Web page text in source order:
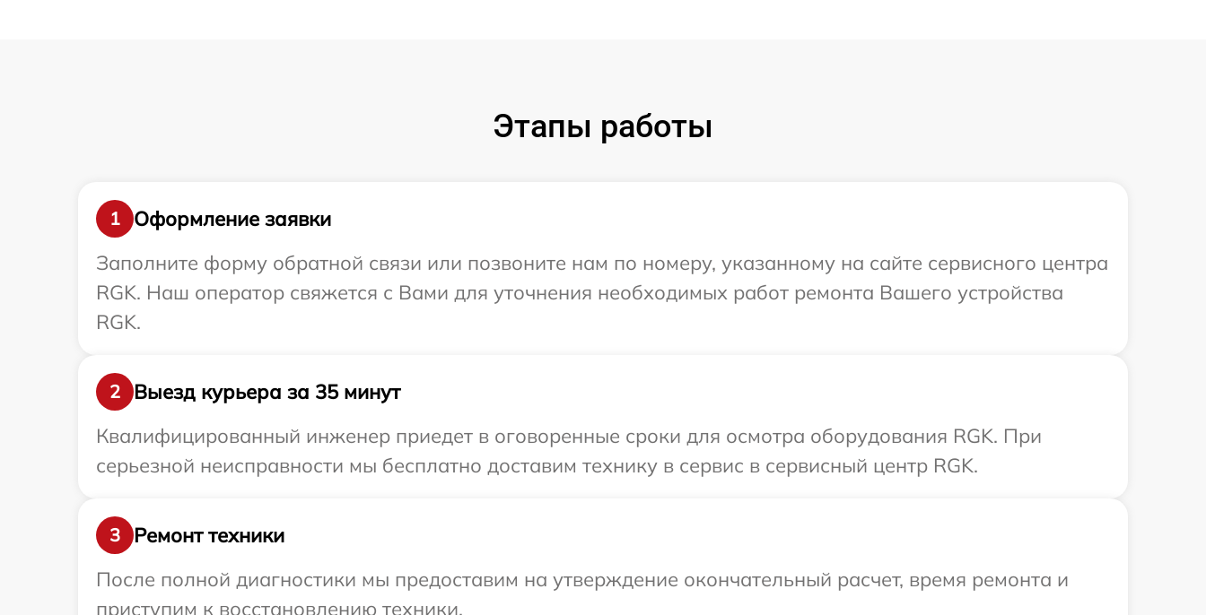
Этапы работы
1
Оформление заявки
Заполните форму обратной связи или позвоните нам по номеру, указанному на сайте сервисного центра
RGK. Наш оператор свяжется с Вами для уточнения необходимых работ ремонта Вашего устройства
RGK.
2
Выезд курьера за 35 минут
Квалифицированный инженер приедет в оговоренные сроки для осмотра оборудования RGK. При
серьезной неисправности мы бесплатно доставим технику в сервис в сервисный центр RGK.
3
Ремонт техники
После полной диагностики мы предоставим на утверждение окончательный расчет, время ремонта и
приступим к восстановлению техники.